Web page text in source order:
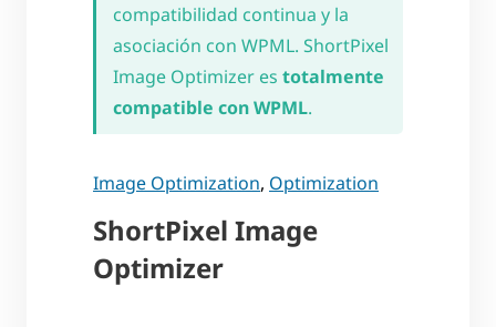
compatibilidad continua y la
asociación con WPML. ShortPixel
Image Optimizer es totalmente
compatible con WPML.
Image Optimization, Optimization
ShortPixel Image
Optimizer